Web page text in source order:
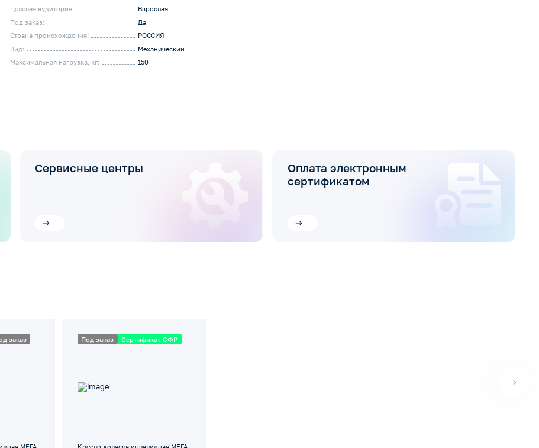
Целевая аудитория:
Взрослая
Под заказ:
Да
Страна происхождения:
РОССИЯ
Вид:
Механический
Максимальная нагрузка, кг:
150
Сервисные центры
Оплата электронным
сертификатом
заказ Под заказ Сертификат СФР